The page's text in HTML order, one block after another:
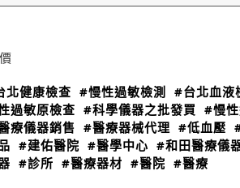
北健康檢查 #慢性過敏檢測 #台北血液
過敏原檢查 #科學儀器之批發買 #慢
療儀器銷售 #醫療器械代理 #低血壓
#建佑醫院 #醫學中心 #和田醫療儀
#診所 #醫療器材 #醫院 #醫療